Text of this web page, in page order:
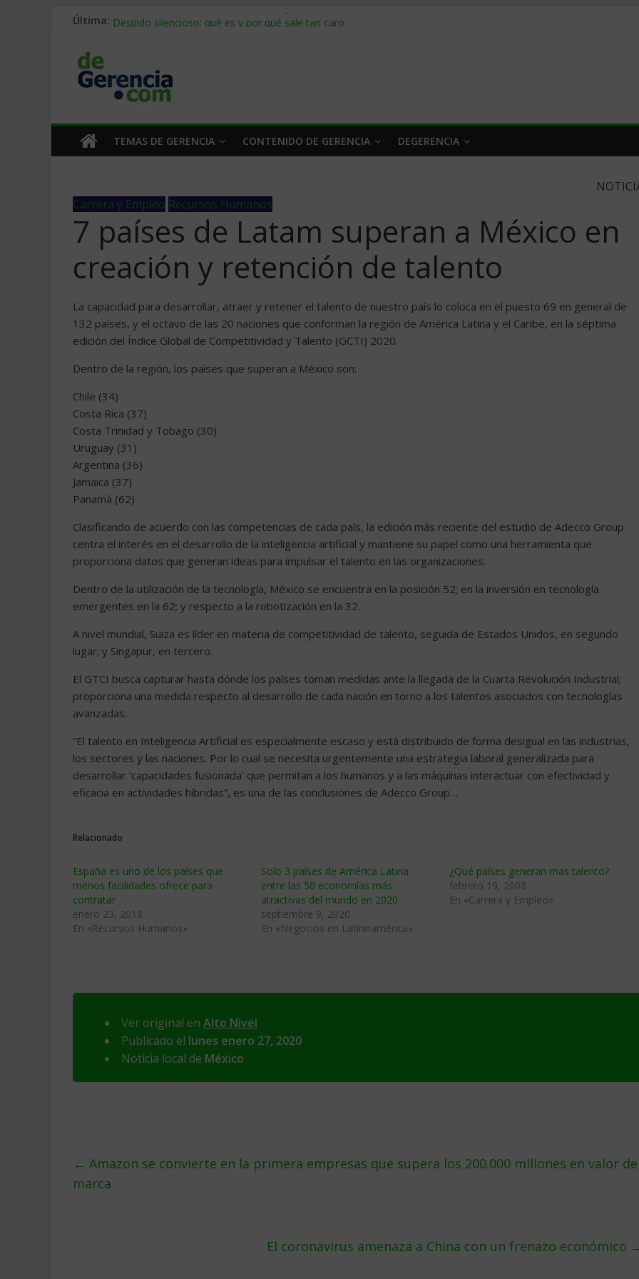
Última: Stablecoins para empresas: cómo pagar y cobrar en 2026
Trabajo forzoso en la cadena de suministro: qué hacer
Mercado hispano de EE. UU.: cómo segmentarlo y venderle
TEMAS DE GERENCIA CONTENIDO DE GERENCIA DEGERENCIA
Carrera y Empleo Recursos Humanos
7 países de Latam superan a México en
creación y retención de talento
La capacidad para desarrollar, atraer y retener el talento de nuestro país lo coloca en el puesto 69 en general de
132 países, y el octavo de las 20 naciones que conforman la región de América Latina y el Caribe, en la séptima
edición del Índice Global de Competitividad y Talento (GCTI) 2020.
Dentro de la región, los países que superan a México son:
Chile (34)
Costa Rica (37)
Costa Trinidad y Tobago (30)
Uruguay (31)
Argentina (36)
Jamaica (37)
Panamá (62)
Clasificando de acuerdo con las competencias de cada país, la edición más reciente del estudio de Adecco Group
centra el interés en el desarrollo de la inteligencia artificial y mantiene su papel como una herramienta que
proporciona datos que generan ideas para impulsar el talento en las organizaciones.
Dentro de la utilización de la tecnología, México se encuentra en la posición 52; en la inversión en tecnología
emergentes en la 62; y respecto a la robotización en la 32.
A nivel mundial, Suiza es líder en materia de competitividad de talento, seguida de Estados Unidos, en segundo
lugar; y Singapur, en tercero.
El GTCI busca capturar hasta dónde los países toman medidas ante la llegada de la Cuarta Revolución Industrial;
proporciona una medida respecto al desarrollo de cada nación en torno a los talentos asociados con tecnologías
avanzadas.
“El talento en Inteligencia Artificial es especialmente escaso y está distribuido de forma desigual en las industrias,
los sectores y las naciones. Por lo cual se necesita urgentemente una estrategia laboral generalizada para
desarrollar ‘capacidades fusionada’ que permitan a los humanos y a las máquinas interactuar con efectividad y
eficacia en actividades híbridas”, es una de las conclusiones de Adecco Group…
Relacionado
España es uno de los países que
menos facilidades ofrece para
contratar
enero 23, 2018
En «Recursos Humanos»
Solo 3 países de América Latina
entre las 50 economías más
atractivas del mundo en 2020
septiembre 9, 2020
En «Negocios en Latinoamérica»
¿Qué paí­ses generan mas talento?
febrero 19, 2008
En «Carrera y Empleo»
Ver original en Alto Nivel
Publicado el lunes enero 27, 2020
Noticia local de México
← Amazon se convierte en la primera empresas que supera los 200.000 millones en valor de
marca
El coronavirus amenaza a China con un frenazo económico